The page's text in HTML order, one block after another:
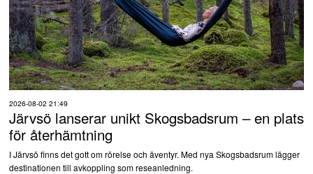
2026-08-02 21:49
Järvsö lanserar unikt Skogsbadsrum – en plats
för återhämtning
I Järvsö finns det gott om rörelse och äventyr. Med nya Skogsbadsrum lägger
destinationen till avkoppling som reseanledning.